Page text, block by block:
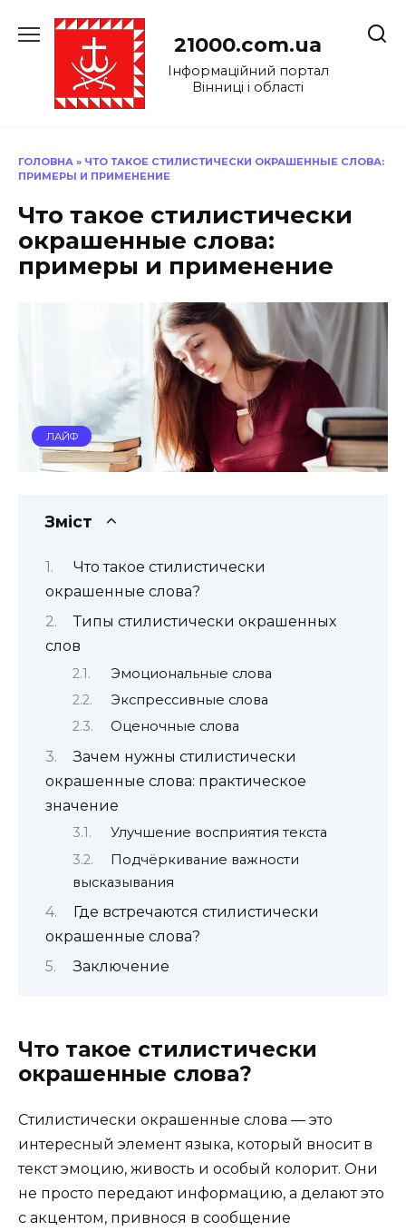
до
21000.com.ua
Інформаційний портал
Вінниці і області
ГОЛОВНА » ЧТО ТАКОЕ СТИЛИСТИЧЕСКИ ОКРАШЕННЫЕ СЛОВА:
ПРИМЕРЫ И ПРИМЕНЕНИЕ
Что такое стилистически
окрашенные слова:
примеры и применение
ЛАЙФ
Зміст
Что такое стилистически
окрашенные слова?
Типы стилистически окрашенных
слов
Эмоциональные слова
Экспрессивные слова
Оценочные слова
Зачем нужны стилистически
окрашенные слова: практическое
значение
Улучшение восприятия текста
Подчёркивание важности
высказывания
Где встречаются стилистически
окрашенные слова?
Заключение
Что такое стилистически
окрашенные слова?
Стилистически окрашенные слова — это
интересный элемент языка, который вносит в
текст эмоцию, живость и особый колорит. Они
не просто передают информацию, а делают это
с акцентом, привнося в сообщение